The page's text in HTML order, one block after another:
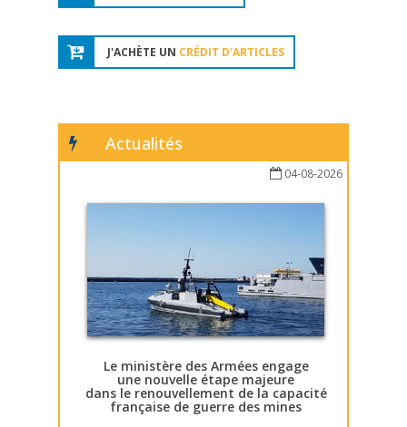
J'ACHÈTE UN CRÉDIT D'ARTICLES
Actualités
04-08-2026
Le ministère des Armées engage
une nouvelle étape majeure
dans le renouvellement de la capacité
française de guerre des mines